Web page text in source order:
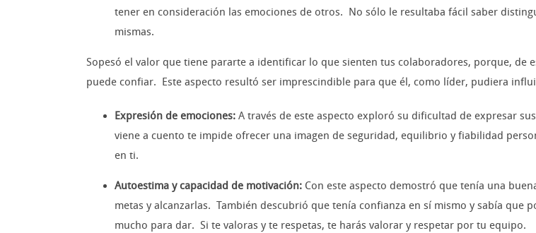
tener en consideración las emociones de otros. No sólo le resultaba fácil saber
mismas.
Sopesó el valor que tiene pararte a identificar lo que sienten tus colaboradores, porque, de
puede confiar. Este aspecto resultó ser imprescindible para que él, como líder, pudiera
Expresión de emociones: A través de este aspecto exploró su dificultad de expresar
viene a cuento te impide ofrecer una imagen de seguridad, equilibrio y fiabilidad
en ti.
Autoestima y capacidad de motivación: Con este aspecto demostró que tenía una
metas y alcanzarlas. También descubrió que tenía confianza en sí mismo y sabía que
mucho para dar. Si te valoras y te respetas, te harás valorar y respetar por tu equipo.